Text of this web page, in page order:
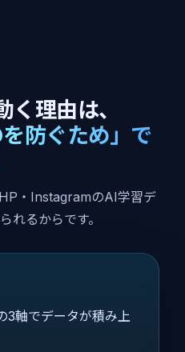
理由は、
を防ぐため」で
・InstagramのAI学習デ
れるからです。
軸でデータが積み上